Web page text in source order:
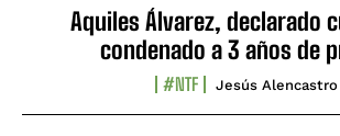
Aquiles Álvarez, declarado
condenado a 3 años de
#NTF Jesús Alencastro